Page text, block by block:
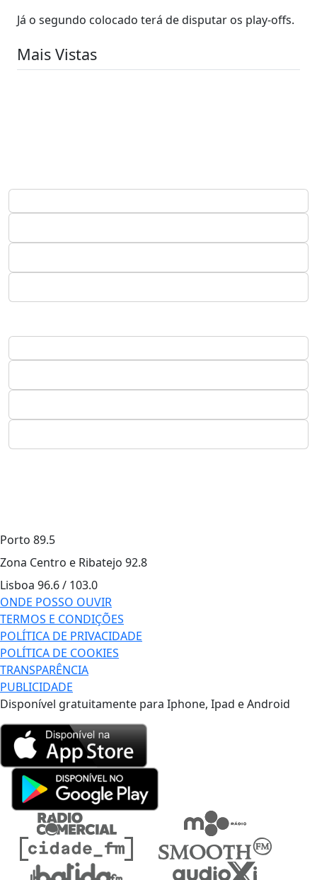
Já o segundo colocado terá de disputar os play-offs.
Mais Vistas
Porto 89.5
Zona Centro e Ribatejo 92.8
Lisboa 96.6 / 103.0
ONDE POSSO OUVIR
TERMOS E CONDIÇÕES
POLÍTICA DE PRIVACIDADE
POLÍTICA DE COOKIES
TRANSPARÊNCIA
PUBLICIDADE
Disponível gratuitamente para Iphone, Ipad e Android